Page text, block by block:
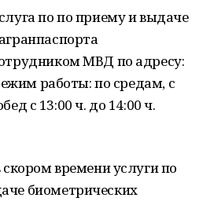
по по приему и выдаче
МВД по адресу:
работы: по средам, с
с 13:00 ч. до 14:00 ч.
времени услуги по
биометрических